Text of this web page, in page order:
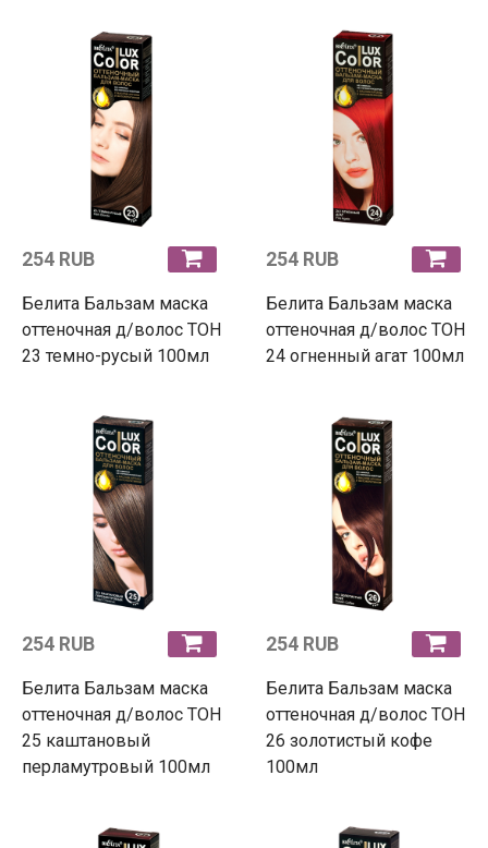
254 RUB
Белита Бальзам маска
оттеночная д/волос ТОН
23 темно-русый 100мл
254 RUB
Белита Бальзам маска
оттеночная д/волос ТОН
24 огненный агат 100мл
254 RUB
Белита Бальзам маска
оттеночная д/волос ТОН
25 каштановый
перламутровый 100мл
254 RUB
Белита Бальзам маска
оттеночная д/волос ТОН
26 золотистый кофе
100мл